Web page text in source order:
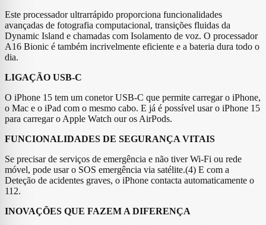
Este processador ultrarrápido proporciona funcionalidades
avançadas de fotografia computacional, transições fluidas da
Dynamic Island e chamadas com Isolamento de voz. O processador
A16 Bionic é também incrivelmente eficiente e a bateria dura todo o
dia.
LIGAÇÃO USB-C
O iPhone 15 tem um conetor USB-C que permite carregar o iPhone,
o Mac e o iPad com o mesmo cabo. E já é possível usar o iPhone 15
para carregar o Apple Watch our os AirPods.
FUNCIONALIDADES DE SEGURANÇA VITAIS
Se precisar de serviços de emergência e não tiver Wi-Fi ou rede
móvel, pode usar o SOS emergência via satélite.(4) E com a
Deteção de acidentes graves, o iPhone contacta automaticamente o
112.
INOVAÇÕES QUE FAZEM A DIFERENÇA